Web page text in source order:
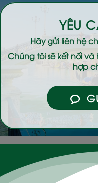
YÊU
Hãy gửi liên hệ
Chúng tôi sẽ kết nối
hợp